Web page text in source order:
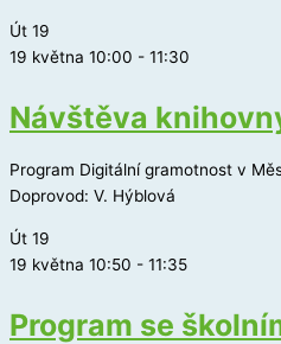
Út 19
19 května 10:00 - 11:30
Návštěva
Program Digitální gramotnost v
Doprovod: V. Hýblová
Út 19
19 května 10:50 - 11:35
Program se